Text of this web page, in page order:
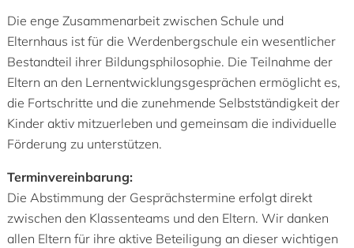
Die enge Zusammenarbeit zwischen Schule und
Elternhaus ist für die Werdenbergschule ein wesentlicher
Bestandteil ihrer Bildungsphilosophie. Die Teilnahme der
Eltern an den Lernentwicklungsgesprächen ermöglicht es,
die Fortschritte und die zunehmende Selbstständigkeit der
Kinder aktiv mitzuerleben und gemeinsam die individuelle
Förderung zu unterstützen.
Terminvereinbarung:
Die Abstimmung der Gesprächstermine erfolgt direkt
zwischen den Klassenteams und den Eltern. Wir danken
allen Eltern für ihre aktive Beteiligung an dieser wichtigen